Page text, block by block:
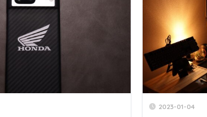
2023-01-04